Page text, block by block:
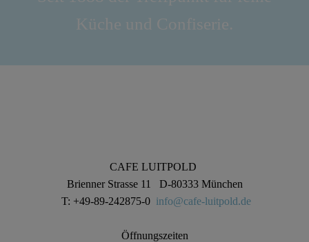
Küche und Confiserie.
CAFE LUITPOLD
Brienner Strasse 11 D-80333 München
T: +49-89-242875-0 info@cafe-luitpold.de
Öffnungszeiten